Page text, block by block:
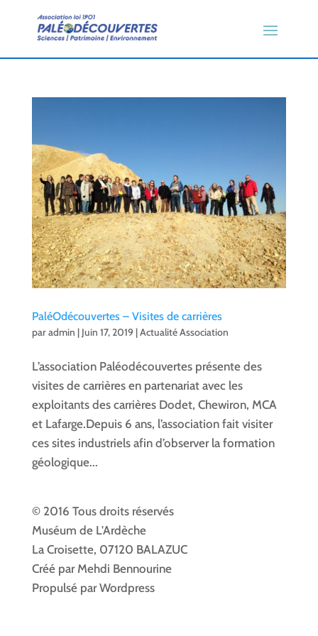
PaléOdécouvertes – Visites de carrières
paradmin | Juin 17, 2019 |Actualité Association
L’association Paléodécouvertes présente des
visites de carrières en partenariat avec les
exploitants des carrières Dodet, Chewiron, MCA
et Lafarge.Depuis 6 ans, l’association fait visiter
ces sites industriels afin d’observer la formation
géologique...
© 2016 Tous droits réservés
Muséum de L'Ardèche
La Croisette, 07120 BALAZUC
Créé par Mehdi Bennourine
Propulsé par Wordpress